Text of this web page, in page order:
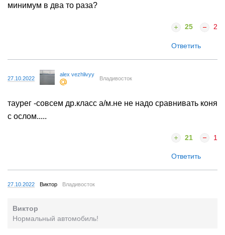
минимум в два то раза?
25 2
Ответить
27.10.2022
alex vezhlivyy
Владивосток
таурег -совсем др.класс а/м.не не надо сравнивать коня
с ослом.....
21 1
Ответить
27.10.2022 Виктор Владивосток
Виктор
Нормальный автомобиль!